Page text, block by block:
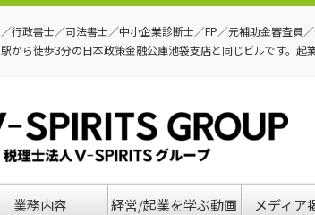
行政書士／司法書士／中小企業診断士／FP／元補助金審査員
から徒歩3分の日本政策金融公庫池袋支店と同じビルです。起
業務内容 経営/起業を学ぶ動画 メディア